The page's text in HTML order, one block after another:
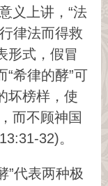
义上讲，“法
律法而得救
形式，假冒
希律的酵”可
坏榜样，使
而不顾神国
32)。
”代表两种极